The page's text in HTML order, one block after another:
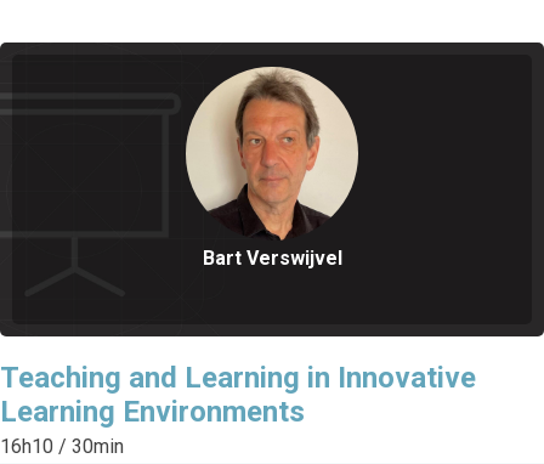
Bart Verswijvel
Teaching and Learning in Innovative
Learning Environments
16h10 / 30min